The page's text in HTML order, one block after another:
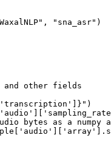
"sna_asr")
and other fields
bytes as a numpy